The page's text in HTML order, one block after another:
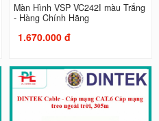
Màn Hình VSP VC242I màu Trắng
- Hàng Chính Hãng
1.670.000 đ